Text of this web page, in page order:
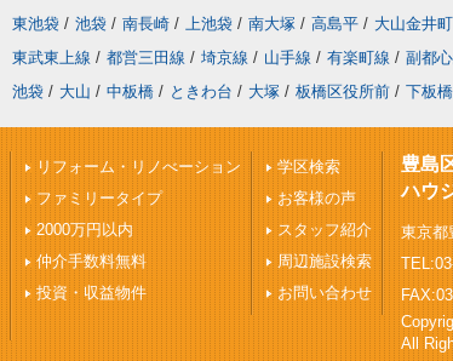
東池袋 / 池袋 / 南長崎 / 上池袋 / 南大塚 / 高島平 / 大山金井町
東武東上線 / 都営三田線 / 埼京線 / 山手線 / 有楽町線 / 副都
池袋 / 大山 / 中板橋 / ときわ台 / 大塚 / 板橋区役所前 / 下板橋
リフォーム・リノべーション
ファミリータイプ
2000万円以内
仲介手数料無料
投資・収益物件
学区検索
お客様の声
スタッフ紹介
周辺施設検索
お問い合わせ
豊島
ハウ
東京都
All